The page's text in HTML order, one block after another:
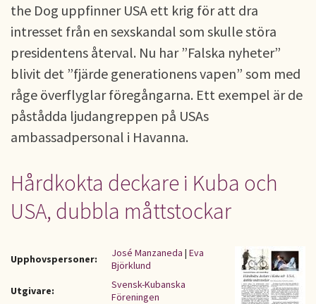
the Dog uppfinner USA ett krig för att dra
intresset från en sexskandal som skulle störa
presidentens återval. Nu har ”Falska nyheter”
blivit det ”fjärde generationens vapen” som med
råge överflyglar föregångarna. Ett exempel är de
påstådda ljudangreppen på USAs
ambassadpersonal i Havanna.
Hårdkokta deckare i Kuba och
USA, dubbla måttstockar
Upphovspersoner: José Manzaneda | Eva
Björklund
Utgivare:
Svensk-Kubanska
Föreningen